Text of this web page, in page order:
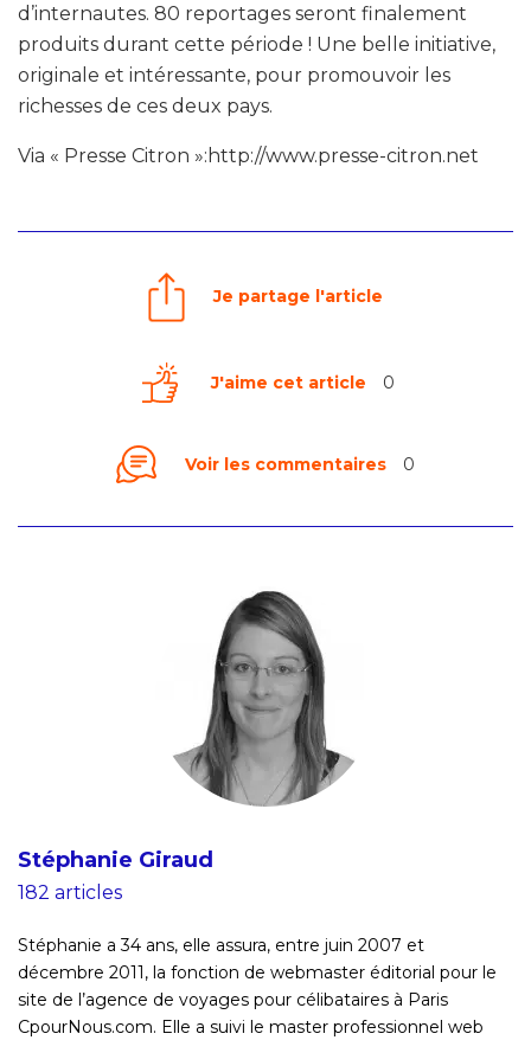
d’internautes. 80 reportages seront finalement
produits durant cette période ! Une belle initiative,
originale et intéressante, pour promouvoir les
richesses de ces deux pays.
Via « Presse Citron »:http://www.presse-citron.net
Je partage l'article
J'aime cet article 0
Voir les commentaires 0
Stéphanie Giraud
182 articles
Stéphanie a 34 ans, elle assura, entre juin 2007 et
décembre 2011, la fonction de webmaster éditorial pour le
site de l’agence de voyages pour célibataires à Paris
CpourNous.com. Elle a suivi le master professionnel web